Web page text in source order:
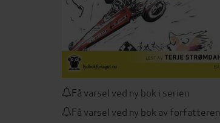
Få varsel ved ny bok i serien
Få varsel ved ny bok av forfatteren